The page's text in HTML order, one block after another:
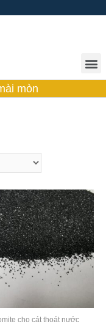
mòn
cho cát thoát nước